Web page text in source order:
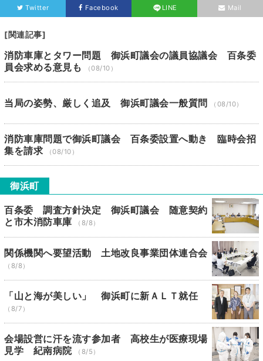
Twitter Facebook LINE Mail
[関連記事]
消防車庫とタワー問題 御浜町議会の議員協議会 百条委
員会求める意見も
（08/10）
当局の姿勢、厳しく追及 御浜町議会一般質問 （08/10）
消防車庫問題で御浜町議会 百条委設置へ動き 臨時会招
集を請求
（08/10）
御浜町
百条委 調査方針決定 御浜町議会 随意契約
と市木消防車庫
（8/8）
関係機関へ要望活動 土地改良事業団体連合会
（8/8）
「山と海が美しい」 御浜町に新ＡＬＴ就任
（8/7）
会場設営に汗を流す参加者 高校生が医療現場
見学 紀南病院
（8/5）